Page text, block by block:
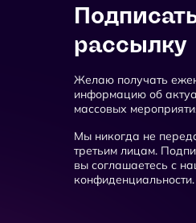
рассылку
Желаю получать
информацию об
массовых
Мы никогда не
третьим лицам.
вы соглашаетесь с
конфиденциальности.